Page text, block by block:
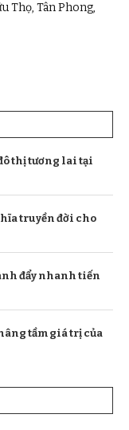
Thọ, Tân Phong,
thị tương lai tại
truyền đời cho
đẩy nhanh tiến
tầm giá trị của